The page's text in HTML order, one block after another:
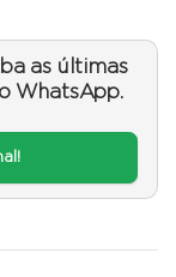
as últimas
WhatsApp.